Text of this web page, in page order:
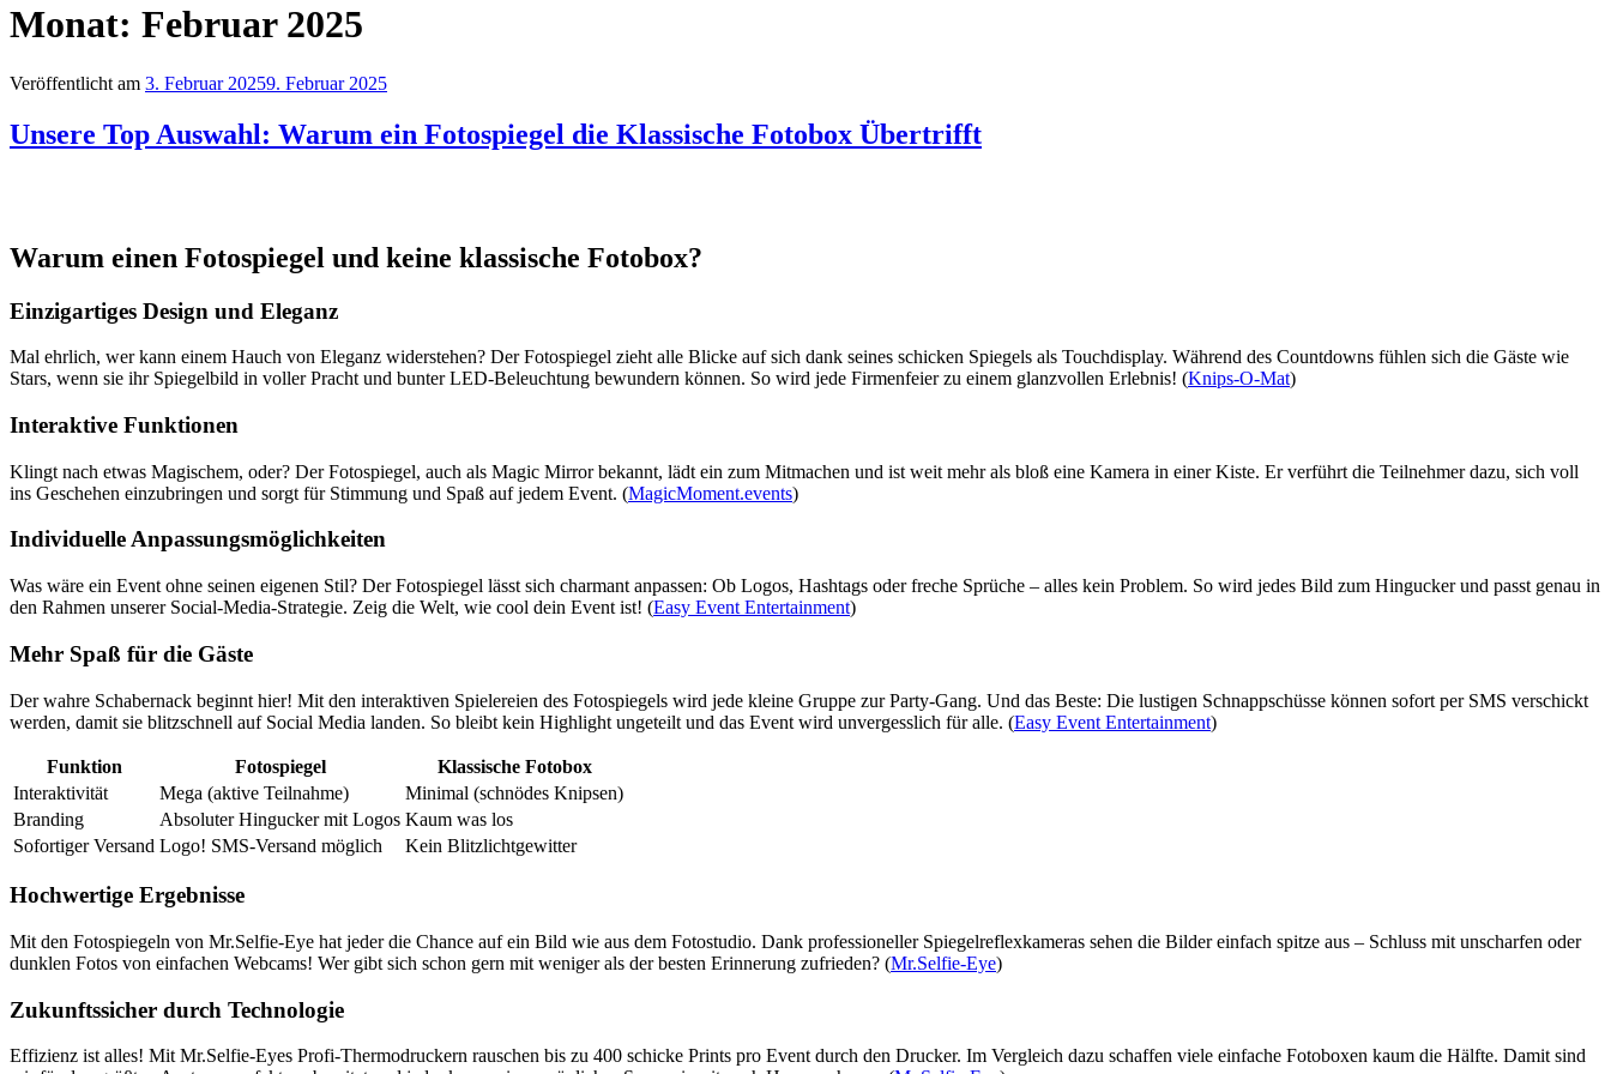
Monat: Februar 2025
Veröffentlicht am 3. Februar 20259. Februar 2025
Unsere Top Auswahl: Warum ein Fotospiegel die Klassische Fotobox Übertrifft
Warum einen Fotospiegel und keine klassische Fotobox?
Einzigartiges Design und Eleganz
Mal ehrlich, wer kann einem Hauch von Eleganz widerstehen? Der Fotospiegel zieht alle Blicke auf sich dank seines schicken Spiegels als Touchdisplay. Während des Countdowns fühlen sich die Gäste wie
Stars, wenn sie ihr Spiegelbild in voller Pracht und bunter LED-Beleuchtung bewundern können. So wird jede Firmenfeier zu einem glanzvollen Erlebnis! (Knips-O-Mat)
Interaktive Funktionen
Klingt nach etwas Magischem, oder? Der Fotospiegel, auch als Magic Mirror bekannt, lädt ein zum Mitmachen und ist weit mehr als bloß eine Kamera in einer Kiste. Er verführt die Teilnehmer dazu, sich voll
ins Geschehen einzubringen und sorgt für Stimmung und Spaß auf jedem Event. (MagicMoment.events)
Individuelle Anpassungsmöglichkeiten
Was wäre ein Event ohne seinen eigenen Stil? Der Fotospiegel lässt sich charmant anpassen: Ob Logos, Hashtags oder freche Sprüche – alles kein Problem. So wird jedes Bild zum Hingucker und passt genau in
den Rahmen unserer Social-Media-Strategie. Zeig die Welt, wie cool dein Event ist! (Easy Event Entertainment)
Mehr Spaß für die Gäste
Der wahre Schabernack beginnt hier! Mit den interaktiven Spielereien des Fotospiegels wird jede kleine Gruppe zur Party-Gang. Und das Beste: Die lustigen Schnappschüsse können sofort per SMS verschickt
werden, damit sie blitzschnell auf Social Media landen. So bleibt kein Highlight ungeteilt und das Event wird unvergesslich für alle. (Easy Event Entertainment)
Funktion Fotospiegel
Klassische Fotobox
Interaktivität
Mega (aktive Teilnahme)
Minimal (schnödes Knipsen)
Branding
Absoluter Hingucker mit Logos Kaum was los
Sofortiger Versand Logo! SMS-Versand möglich Kein Blitzlichtgewitter
Hochwertige Ergebnisse
Mit den Fotospiegeln von Mr.Selfie-Eye hat jeder die Chance auf ein Bild wie aus dem Fotostudio. Dank professioneller Spiegelreflexkameras sehen die Bilder einfach spitze aus – Schluss mit unscharfen oder
dunklen Fotos von einfachen Webcams! Wer gibt sich schon gern mit weniger als der besten Erinnerung zufrieden? (Mr.Selfie-Eye)
Zukunftssicher durch Technologie
Effizienz ist alles! Mit Mr.Selfie-Eyes Profi-Thermodruckern rauschen bis zu 400 schicke Prints pro Event durch den Drucker. Im Vergleich dazu schaffen viele einfache Fotoboxen kaum die Hälfte. Damit sind